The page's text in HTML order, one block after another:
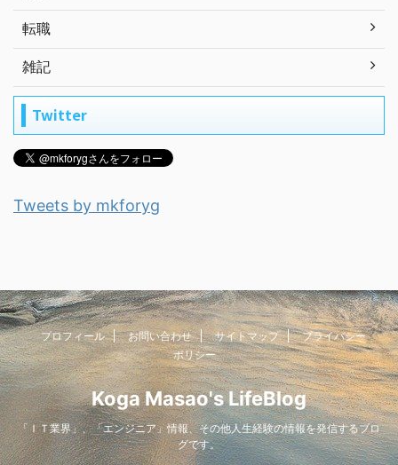
転職
雑記
Twitter
Tweets by mkforyg
プロフィール お問い合わせ サイトマップ
プライバシー
ポリシー
Koga Masao's LifeBlog
「ＩＴ業界」、「エンジニア」情報、その他人生経験の情報を発信するブロ
グです。